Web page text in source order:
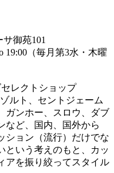
御苑101
19:00（毎月第3水・木曜
レクトショップ
ルト、セントジェーム
ガンホー、スロウ、ダブ
など、国内、国外から
ション（流行）だけでな
という考えのもと、カッ
アを振り絞ってスタイル